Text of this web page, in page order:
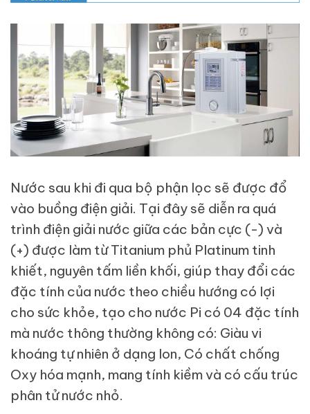
Nước sau khi đi qua bộ phận lọc sẽ được đổ
vào buồng điện giải. Tại đây sẽ diễn ra quá
trình điện giải nước giữa các bản cực (-) và
(+) được làm từ Titanium phủ Platinum tinh
khiết, nguyên tấm liền khối, giúp thay đổi các
đặc tính của nước theo chiều hướng có lợi
cho sức khỏe, tạo cho nước Pi có 04 đặc tính
mà nước thông thường không có: Giàu vi
khoáng tự nhiên ở dạng Ion, Có chất chống
Oxy hóa mạnh, mang tính kiềm và có cấu trúc
phân tử nước nhỏ.